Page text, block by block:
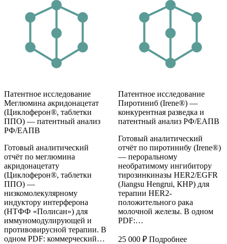
Патентное исследование
Меглюмина акридонацетат
(Циклоферон®, таблетки
ППО) — патентный анализ
РФ/ЕАПВ
Готовый аналитический
отчёт по меглюмина
акридонацетату
(Циклоферон®, таблетки
ППО) —
низкомолекулярному
индуктору интерферона
(НТФФ «Полисан») для
иммуномодулирующей и
противовирусной терапии. В
одном PDF: коммерческий…
Патентное исследование
Пиротиниб (Irene®) —
конкурентная разведка и
патентный анализ РФ/ЕАПВ
Готовый аналитический
отчёт по пиротинибу (Irene®)
— пероральному
необратимому ингибитору
тирозинкиназы HER2/EGFR
(Jiangsu Hengrui, КНР) для
терапии HER2-
положительного рака
молочной железы. В одном
PDF:…
25 000 ₽ Подробнее